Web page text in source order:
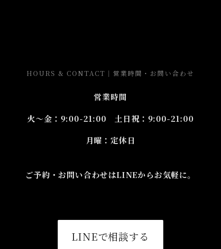
HOURS & CONTACT｜営業時間・お問い合わせ
営業時間
火〜金：9:00-21:00 土日祝：9:00-21:00
月曜：定休日
ご予約・お問い合わせはLINEからお気軽に。
LINEで相談する